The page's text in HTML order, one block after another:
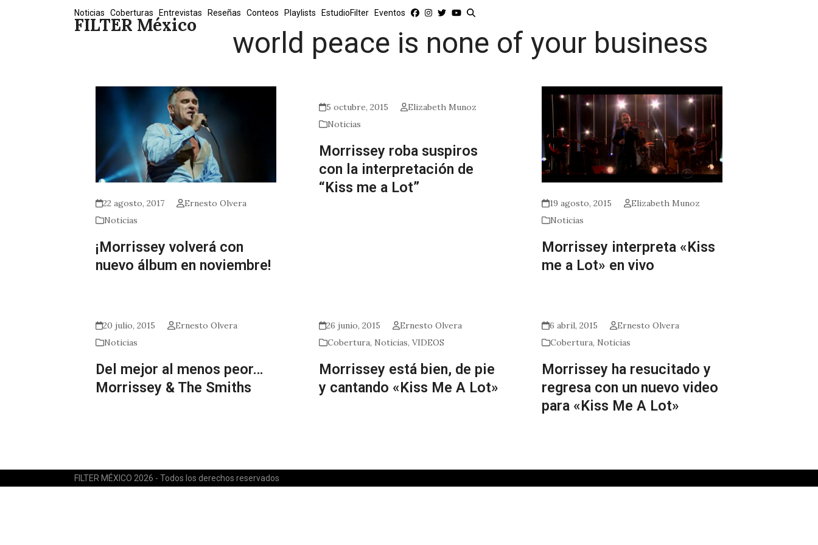
FILTER México
Noticias Coberturas Entrevistas Reseñas Conteos Playlists EstudioFilter Eventos
world peace is none of your business
22 agosto, 2017
Ernesto Olvera
Noticias
¡Morrissey volverá con
nuevo álbum en noviembre!
5 octubre, 2015
Elizabeth Munoz
Noticias
Morrissey roba suspiros
con la interpretación de
“Kiss me a Lot”
19 agosto, 2015
Elizabeth Munoz
Noticias
Morrissey interpreta «Kiss
me a Lot» en vivo
20 julio, 2015
Ernesto Olvera
Noticias
Del mejor al menos peor…
Morrissey & The Smiths
26 junio, 2015
Ernesto Olvera
Cobertura, Noticias, VIDEOS
Morrissey está bien, de pie
y cantando «Kiss Me A Lot»
6 abril, 2015
Ernesto Olvera
Cobertura, Noticias
Morrissey ha resucitado y
regresa con un nuevo video
para «Kiss Me A Lot»
FILTER MÉXICO 2026 - Todos los derechos reservados